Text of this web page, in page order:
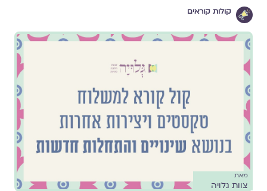
קולות קוראים
מאת
צוות גלויה